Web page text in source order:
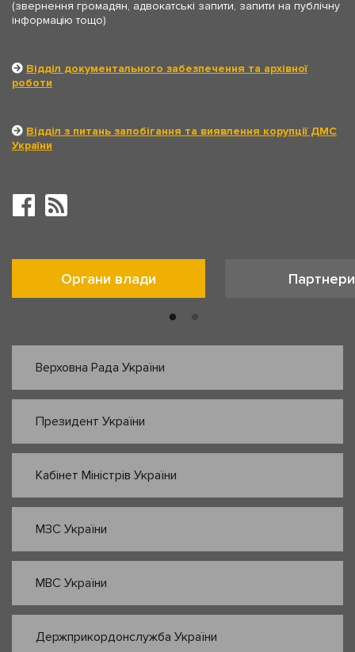
(звернення громадян, адвокатські запити, запити на публічну
інформацію тощо)
Відділ документального забезпечення та архівної
роботи
Відділ з питань запобігання та виявлення корупції ДМС
України
Органи влади Партнери
Верховна Рада України
Президент України
Кабінет Міністрів України
МЗС України
МВС України
Держприкордонслужба України